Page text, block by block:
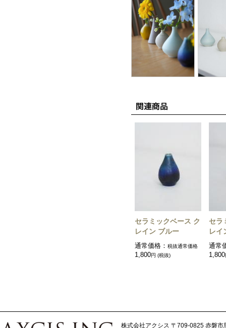
セラミックベース ク
レイン ブルー
通常価格： 税抜通常価格
1,800円 (税抜)
セラ
レイ
通常
1,800
株式会社アクシス 〒709-0825 赤磐市